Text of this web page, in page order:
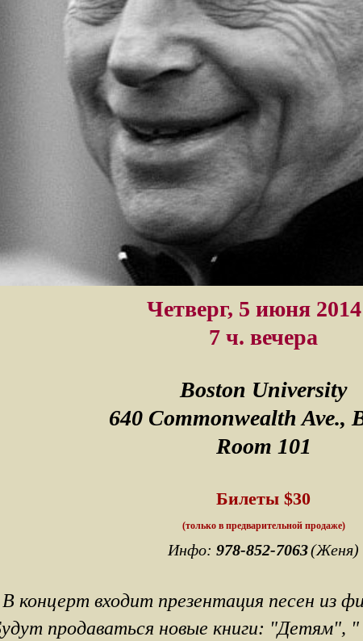
Четверг, 5 июня 2014
7 ч. вечера
Boston University
640 Commonwealth Ave.,
Room 101
Билеты $30
(только в предварительной продаже)
Инфо:978-852-7063(Женя)
В концерт входит презентация песен из
продаваться новые книги: "Детям",